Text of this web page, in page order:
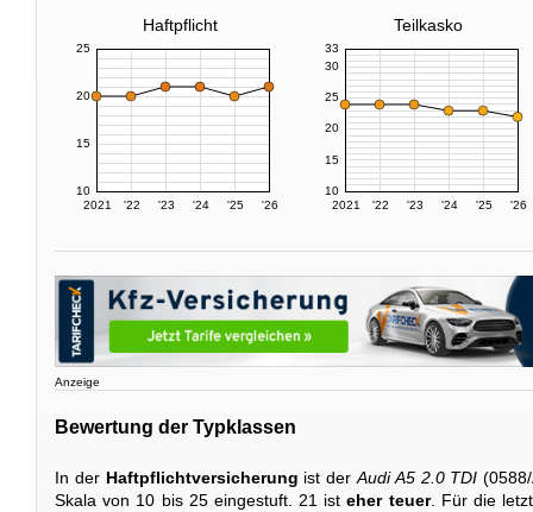
Haftpflicht Teilkasko
2021 '22 '23 '24 '25 '26
10
15
20
25
2021 '22 '23 '24 '25 '26
10
15
20
25
30
33
Anzeige
Bewertung der Typklassen
In der Haftpflichtversicherung ist derAudi A5 2.0 TDI
Skala von 10 bis 25 eingestuft. 21 isteher teuer. Für die